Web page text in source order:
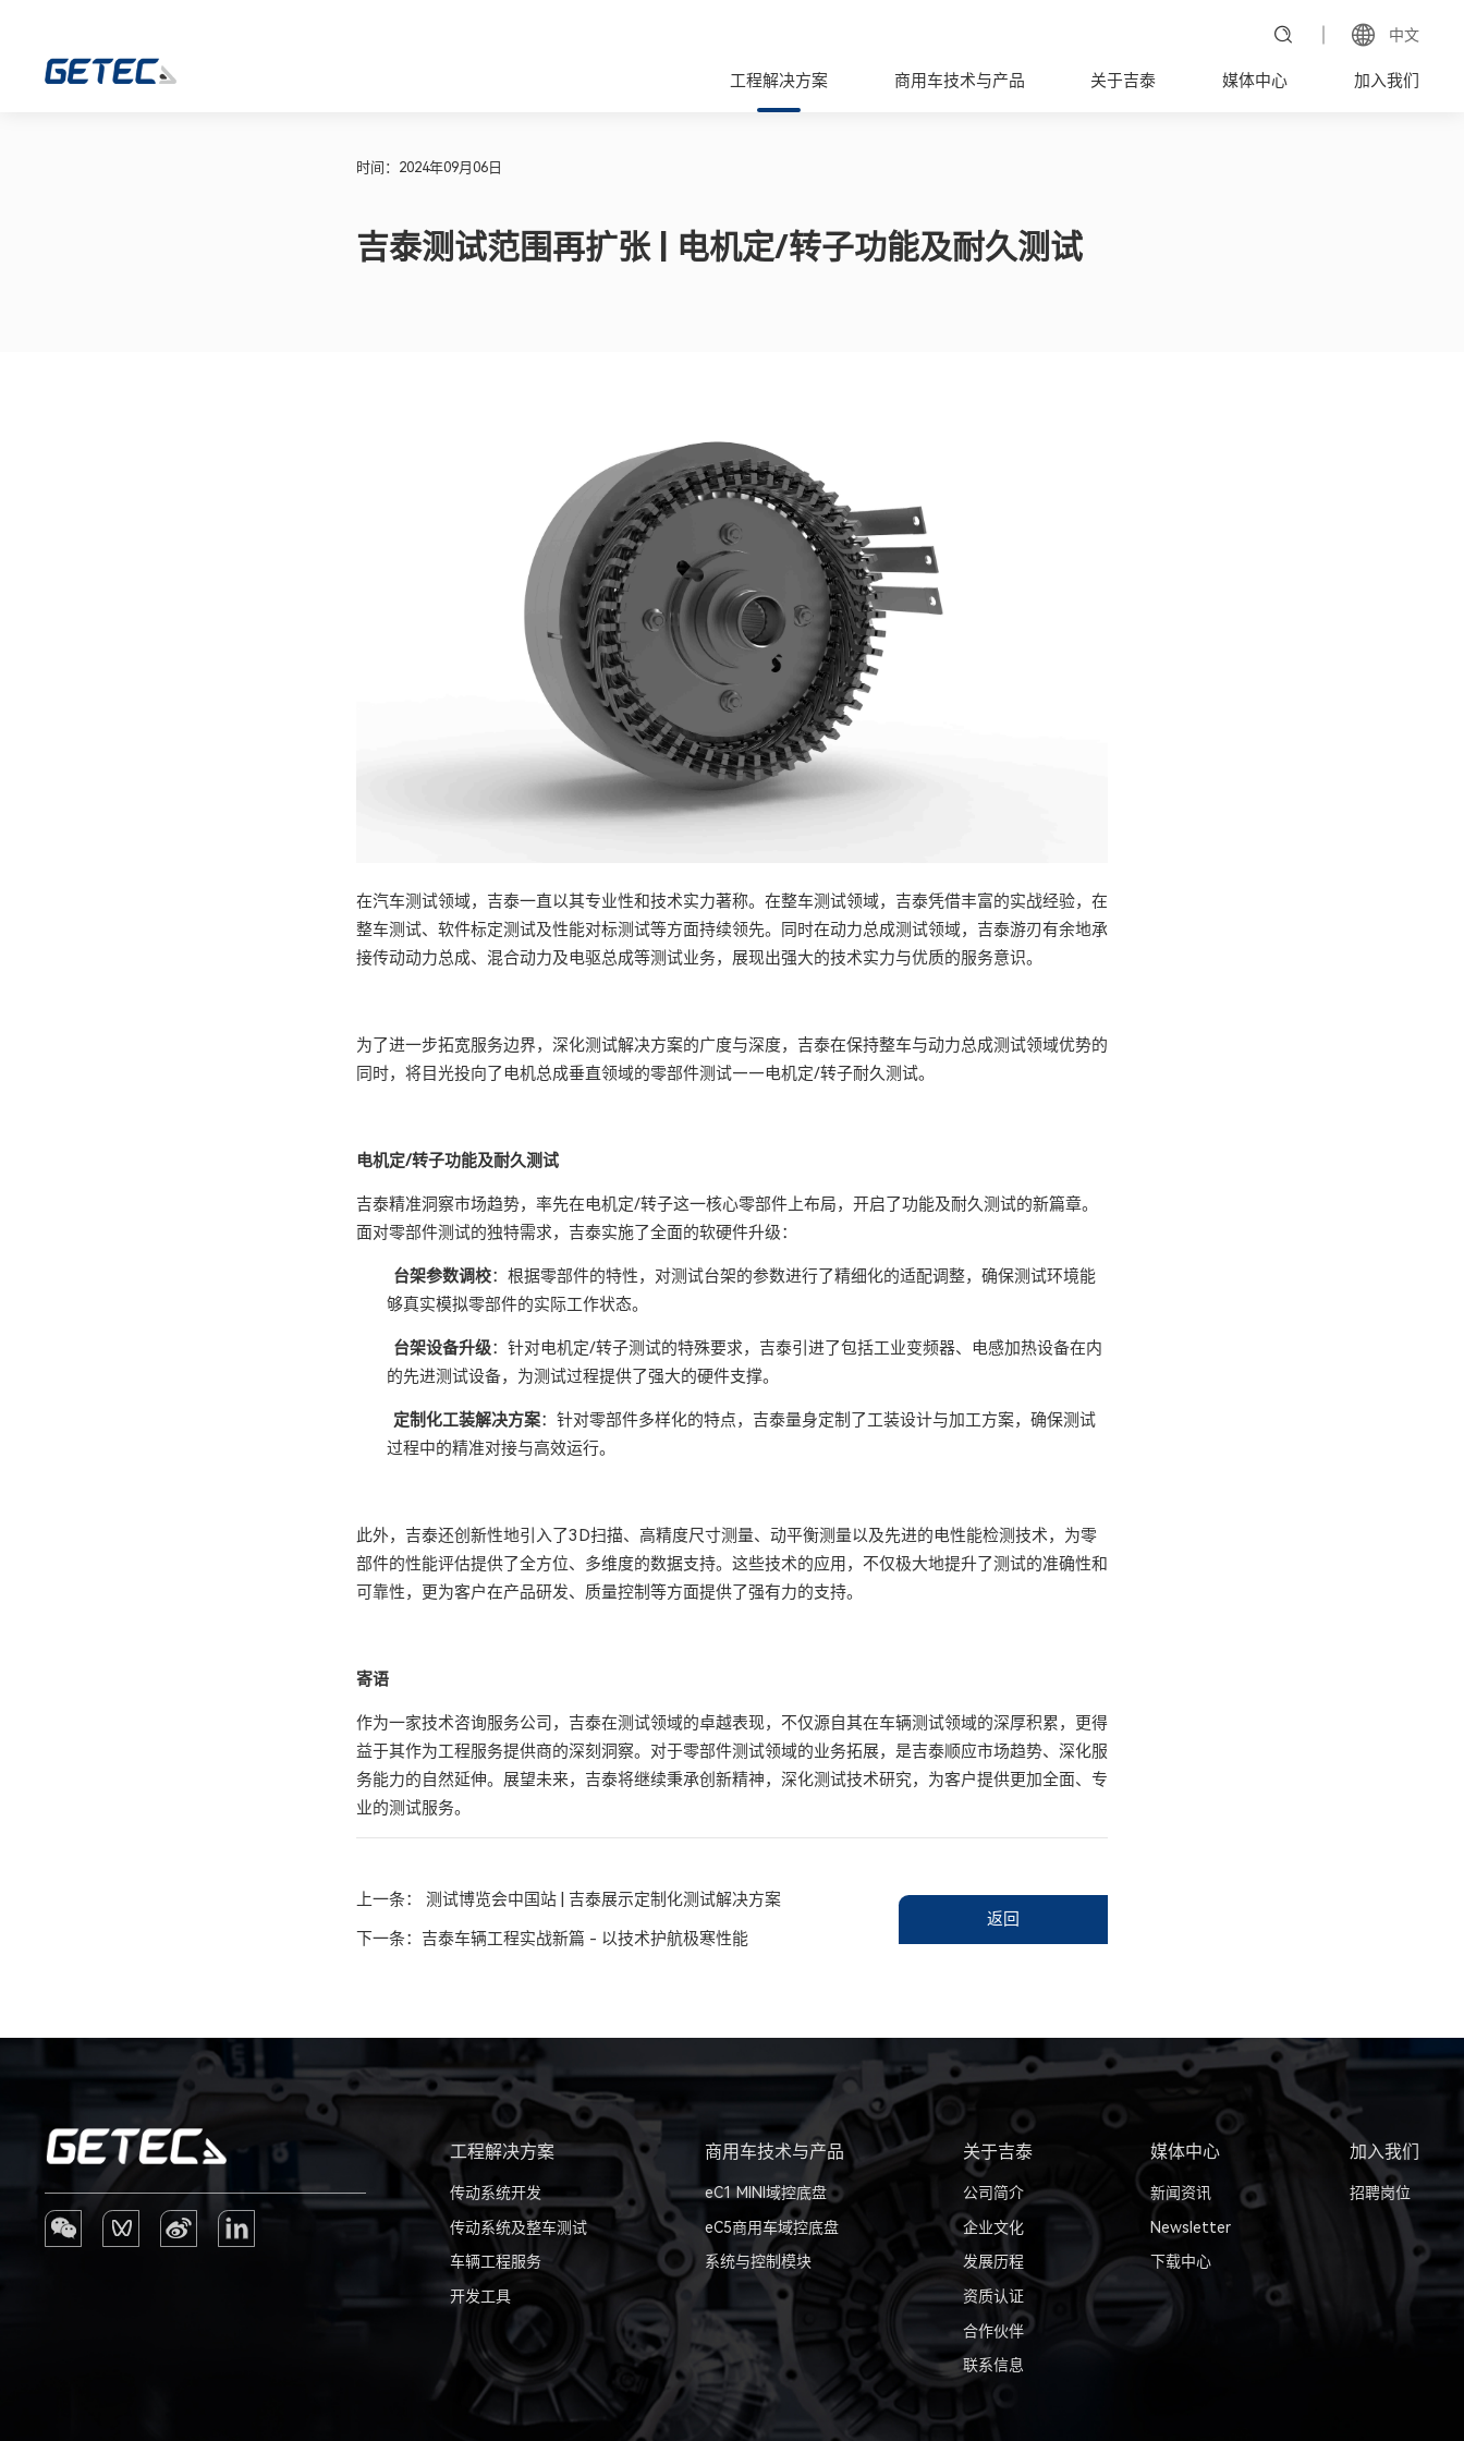
中文
工程解决方案 商用车技术与产品 关于吉泰 媒体中心 加入我们
时间：2024年09月06日
吉泰测试范围再扩张 | 电机定/转子功能及耐久测试
在汽车测试领域，吉泰一直以其专业性和技术实力著称。在整车测试领域，吉泰凭借丰富的实战经验，在
整车测试、软件标定测试及性能对标测试等方面持续领先。同时在动力总成测试领域，吉泰游刃有余地承
接传动动力总成、混合动力及电驱总成等测试业务，展现出强大的技术实力与优质的服务意识。
为了进一步拓宽服务边界，深化测试解决方案的广度与深度，吉泰在保持整车与动力总成测试领域优势的
同时，将目光投向了电机总成垂直领域的零部件测试——电机定/转子耐久测试。
电机定/转子功能及耐久测试
吉泰精准洞察市场趋势，率先在电机定/转子这一核心零部件上布局，开启了功能及耐久测试的新篇章。
面对零部件测试的独特需求，吉泰实施了全面的软硬件升级：
台架参数调校：根据零部件的特性，对测试台架的参数进行了精细化的适配调整，确保测试环境能
够真实模拟零部件的实际工作状态。
台架设备升级：针对电机定/转子测试的特殊要求，吉泰引进了包括工业变频器、电感加热设备在内
的先进测试设备，为测试过程提供了强大的硬件支撑。
定制化工装解决方案：针对零部件多样化的特点，吉泰量身定制了工装设计与加工方案，确保测试
过程中的精准对接与高效运行。
此外，吉泰还创新性地引入了3D扫描、高精度尺寸测量、动平衡测量以及先进的电性能检测技术，为零
部件的性能评估提供了全方位、多维度的数据支持。这些技术的应用，不仅极大地提升了测试的准确性和
可靠性，更为客户在产品研发、质量控制等方面提供了强有力的支持。
寄语
作为一家技术咨询服务公司，吉泰在测试领域的卓越表现，不仅源自其在车辆测试领域的深厚积累，更得
益于其作为工程服务提供商的深刻洞察。对于零部件测试领域的业务拓展，是吉泰顺应市场趋势、深化服
务能力的自然延伸。展望未来，吉泰将继续秉承创新精神，深化测试技术研究，为客户提供更加全面、专
业的测试服务。
上一条： 测试博览会中国站 | 吉泰展示定制化测试解决方案
下一条： 吉泰车辆工程实战新篇 - 以技术护航极寒性能
返回
工程解决方案
传动系统开发
传动系统及整车测试
车辆工程服务
开发工具
商用车技术与产品
eC1 MINI域控底盘
eC5商用车域控底盘
系统与控制模块
关于吉泰
公司简介
企业文化
发展历程
资质认证
合作伙伴
联系信息
媒体中心
新闻资讯
Newsletter
下载中心
加入我们
招聘岗位